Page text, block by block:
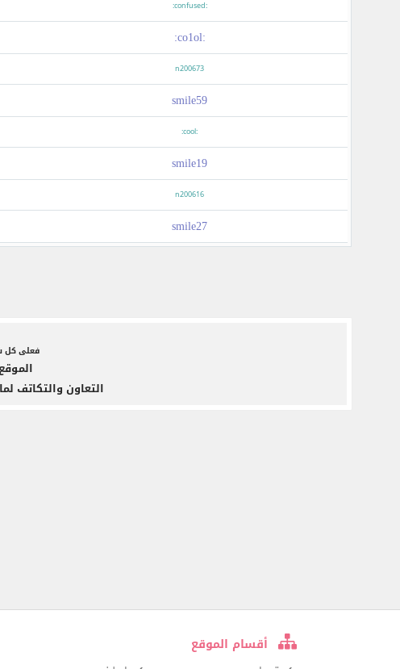
:confused:
:co1ol:
n200673
smile59
:cool:
smile19
n200616
smile27
فعلى كل
التعاون والتكاتف
أقسام الموقع